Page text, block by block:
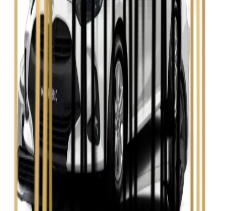
Skoda Fabia
Zobacz
Skoda Kamiq
Zobacz
Skoda Octavia
Zobacz
Toyota Avensis
Zobacz
Toyota Camry
Zobacz